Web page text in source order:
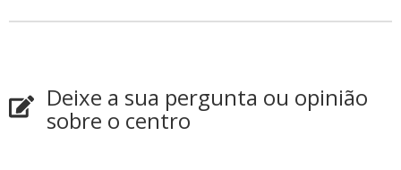
Deixe a sua pergunta ou opinião
sobre o centro